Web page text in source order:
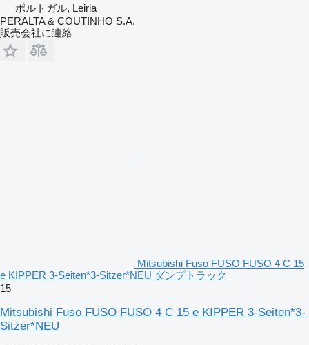
ポルトガル, Leiria
PERALTA & COUTINHO S.A.
販売会社に連絡
Mitsubishi Fuso FUSO FUSO 4 C 15
e KIPPER 3-Seiten*3-Sitzer*NEU ダンプトラック
15
Mitsubishi Fuso FUSO FUSO 4 C 15 e KIPPER 3-Seiten*3-
Sitzer*NEU